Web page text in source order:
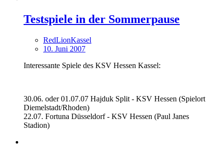
Testspiele in der Sommerpause
RedLionKassel
10. Juni 2007
Interessante Spiele des KSV Hessen Kassel:
30.06. oder 01.07.07 Hajduk Split - KSV Hessen (Spielort
Diemelstadt/Rhoden)
22.07. Fortuna Düsseldorf - KSV Hessen (Paul Janes
Stadion)